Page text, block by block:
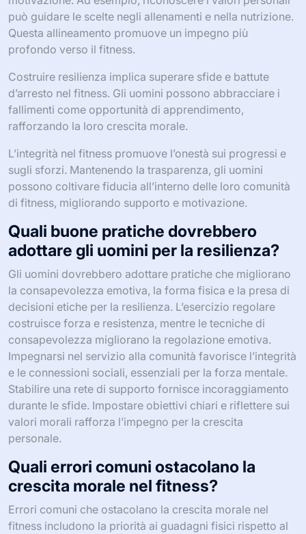
può guidare le scelte negli allenamenti e nella nutrizione.
Questa allineamento promuove un impegno più
profondo verso il fitness.
Costruire resilienza implica superare sfide e battute
d’arresto nel fitness. Gli uomini possono abbracciare i
fallimenti come opportunità di apprendimento,
rafforzando la loro crescita morale.
L’integrità nel fitness promuove l’onestà sui progressi e
sugli sforzi. Mantenendo la trasparenza, gli uomini
possono coltivare fiducia all’interno delle loro comunità
di fitness, migliorando supporto e motivazione.
Quali buone pratiche dovrebbero
adottare gli uomini per la resilienza?
Gli uomini dovrebbero adottare pratiche che migliorano
la consapevolezza emotiva, la forma fisica e la presa di
decisioni etiche per la resilienza. L’esercizio regolare
costruisce forza e resistenza, mentre le tecniche di
consapevolezza migliorano la regolazione emotiva.
Impegnarsi nel servizio alla comunità favorisce l’integrità
e le connessioni sociali, essenziali per la forza mentale.
Stabilire una rete di supporto fornisce incoraggiamento
durante le sfide. Impostare obiettivi chiari e riflettere sui
valori morali rafforza l’impegno per la crescita
personale.
Quali errori comuni ostacolano la
crescita morale nel fitness?
Errori comuni che ostacolano la crescita morale nel
fitness includono la priorità ai guadagni fisici rispetto al